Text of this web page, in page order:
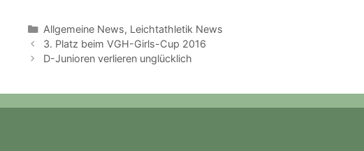
Kategorien
Allgemeine News, Leichtathletik News
3. Platz beim VGH-Girls-Cup 2016
D-Junioren verlieren unglücklich